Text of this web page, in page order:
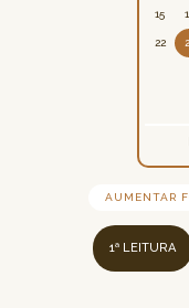
15
22
AUMENTAR
1ª LEITURA